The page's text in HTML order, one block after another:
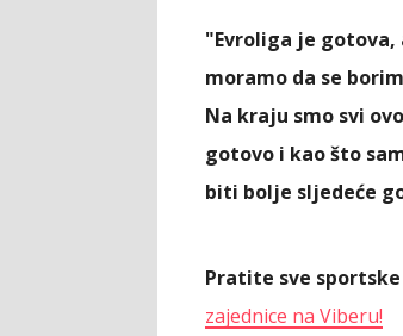
"Evroliga je
moramo da se
Na kraju smo svi
gotovo i kao što
biti bolje sljedeće
Pratite sve
zajednice na Viberu!